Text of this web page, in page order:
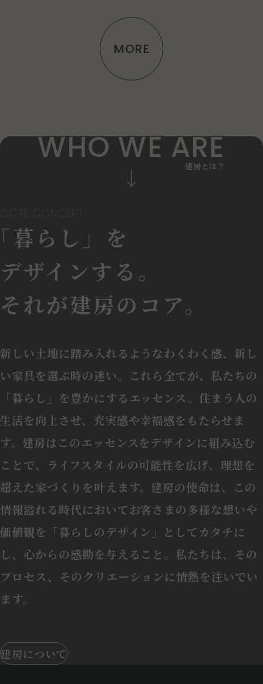
MORE
WHOWEARE
建房 とは ？
CORE CONCEPT
暮らし」を
デザインする。
それが建房のコア。
新しい土地に踏み入れるようなわくわく感、新し
い家具を選ぶ時の迷い。これら全てが、私たちの
「暮らし」を豊かにするエッセンス。住まう人の
生活を向上させ、充実感や幸福感をもたらせま
す。建房はこのエッセンスをデザインに組み込む
ことで、ライフスタイルの可能性を広げ、理想を
超えた家づくりを叶えます。建房の使命は、この
情報溢れる時代においてお客さまの多様な想いや
価値観を「暮らしのデザイン」としてカタチに
し、心からの感動を与えること。私たちは、その
プロセス、そのクリエーションに情熱を注いでい
ます。
建房について